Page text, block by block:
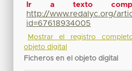
Ir a texto
http://www.redalyc.org/
id=67618934005
Mostrar el registro
objeto digital
Ficheros en el objeto digital